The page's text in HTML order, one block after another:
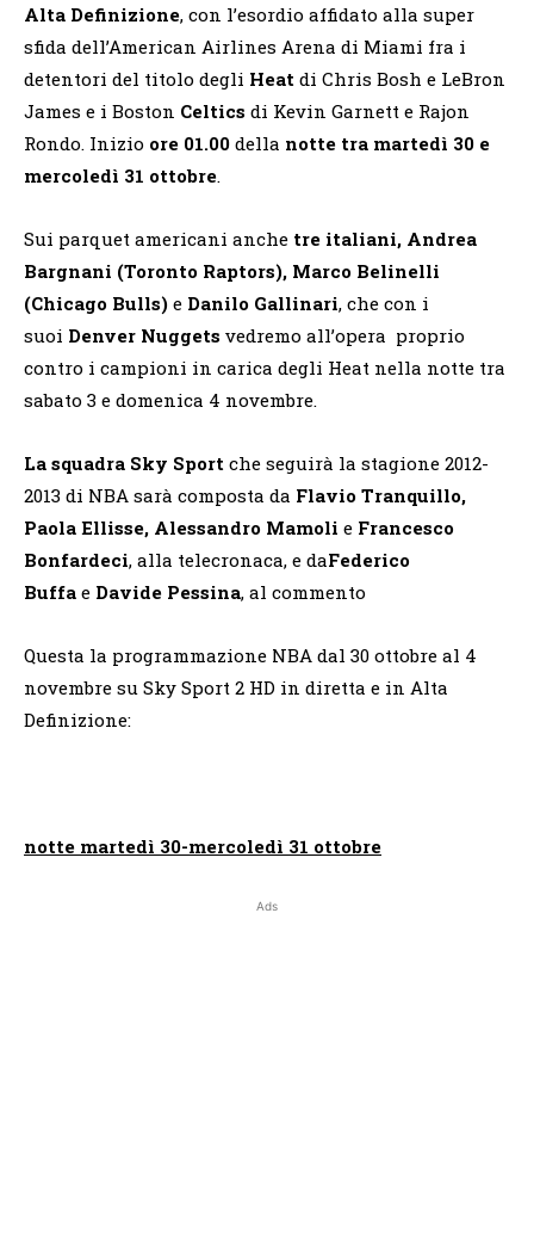
Alta Definizione, con l’esordio affidato alla super
sfida dell’American Airlines Arena di Miami fra i
detentori del titolo degli Heat di Chris Bosh e LeBron
James e i Boston Celtics di Kevin Garnett e Rajon
Rondo. Inizio ore 01.00 della notte tra martedì 30 e
mercoledì 31 ottobre.
Sui parquet americani anche tre italiani, Andrea
Bargnani (Toronto Raptors), Marco Belinelli
(Chicago Bulls) e Danilo Gallinari, che con i
suoi Denver Nuggets vedremo all’opera proprio
contro i campioni in carica degli Heat nella notte tra
sabato 3 e domenica 4 novembre.
La squadra Sky Sport che seguirà la stagione 2012-
2013 di NBA sarà composta da Flavio Tranquillo,
Paola Ellisse, Alessandro Mamoli e Francesco
Bonfardeci, alla telecronaca, e daFederico
Buffa e Davide Pessina, al commento
Questa la programmazione NBA dal 30 ottobre al 4
novembre su Sky Sport 2 HD in diretta e in Alta
Definizione:
notte martedì 30-mercoledì 31 ottobre
Ads